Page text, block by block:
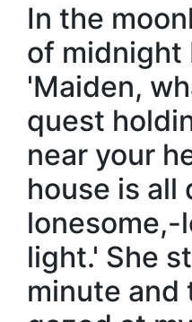
In the
of midnight
'Maiden,
quest
near your
house is all
lonesome,-
light.' She
minute and